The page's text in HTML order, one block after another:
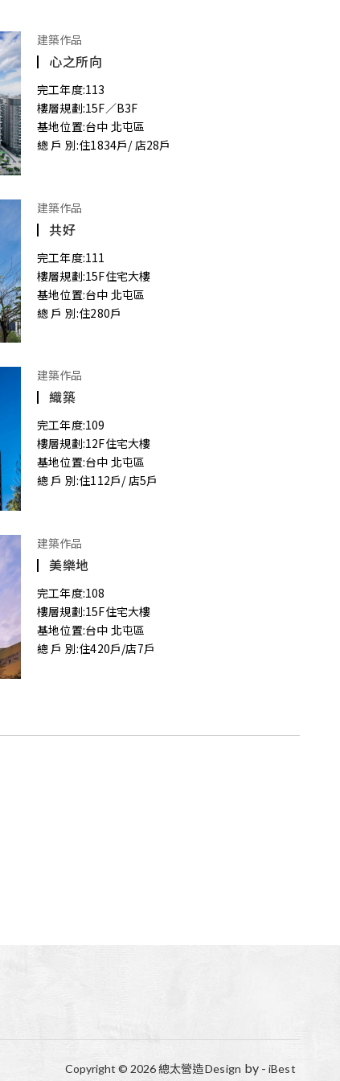
建築作品
心之所向
完工年度:113
樓層規劃:15F／B3F
基地位置:台中 北屯區
總 戶 別:住1834戶/ 店28戶
建築作品
共好
完工年度:111
樓層規劃:15F住宅大樓
基地位置:台中 北屯區
總 戶 別:住280戶
建築作品
織築
完工年度:109
樓層規劃:12F住宅大樓
基地位置:台中 北屯區
總 戶 別:住112戶/ 店5戶
建築作品
美樂地
完工年度:108
樓層規劃:15F住宅大樓
基地位置:台中 北屯區
總 戶 別:住420戶/店7戶
Copyright © 2026總太營造Design by - iBest